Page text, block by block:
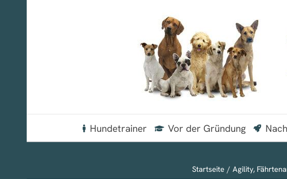
Hundetrainer Vor der Gründung
Startseite Agility